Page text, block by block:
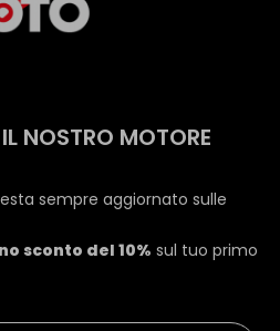
NOSTRO MOTORE
sempre aggiornato sulle
sconto del 10% sul tuo primo